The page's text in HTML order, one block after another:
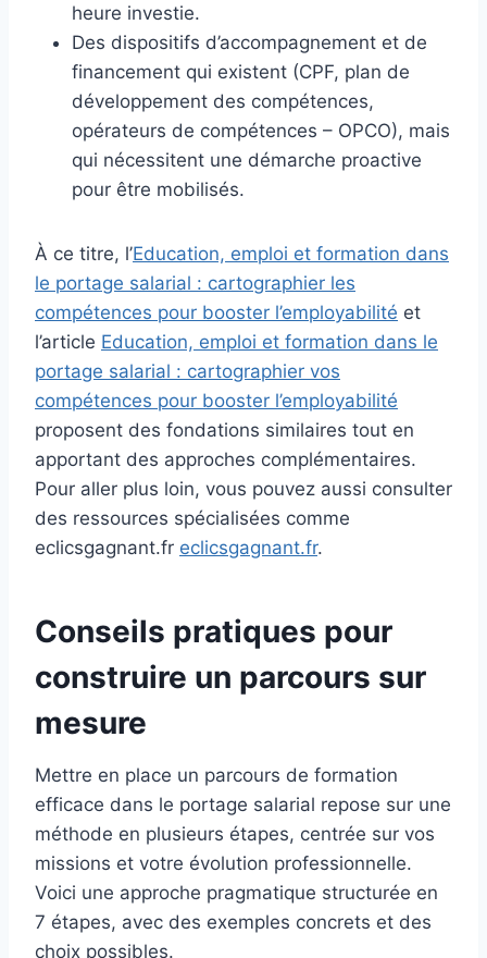
heure investie.
Des dispositifs d’accompagnement et de
financement qui existent (CPF, plan de
développement des compétences,
opérateurs de compétences – OPCO), mais
qui nécessitent une démarche proactive
pour être mobilisés.
À ce titre, l’Education, emploi et formation dans
le portage salarial : cartographier les
compétences pour booster l’employabilité et
l’article Education, emploi et formation dans le
portage salarial : cartographier vos
compétences pour booster l’employabilité
proposent des fondations similaires tout en
apportant des approches complémentaires.
Pour aller plus loin, vous pouvez aussi consulter
des ressources spécialisées comme
eclicsgagnant.fr eclicsgagnant.fr.
Conseils pratiques pour
construire un parcours sur
mesure
Mettre en place un parcours de formation
efficace dans le portage salarial repose sur une
méthode en plusieurs étapes, centrée sur vos
missions et votre évolution professionnelle.
Voici une approche pragmatique structurée en
7 étapes, avec des exemples concrets et des
choix possibles.